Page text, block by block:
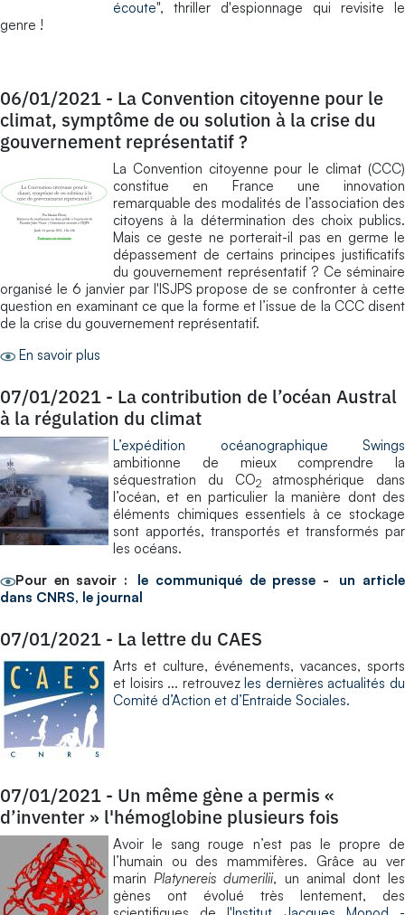
écoute", thriller d'espionnage qui revisite le
genre !
06/01/2021 - La Convention citoyenne pour le
climat, symptôme de ou solution à la crise du
gouvernement représentatif ?
La Convention citoyenne pour le climat (CCC)
constitue en France une innovation
remarquable des modalités de l’association des
citoyens à la détermination des choix publics.
Mais ce geste ne porterait-il pas en germe le
dépassement de certains principes justificatifs
du gouvernement représentatif ? Ce séminaire
organisé le 6 janvier par l'ISJPS propose de se confronter à cette
question en examinant ce que la forme et l’issue de la CCC disent
de la crise du gouvernement représentatif.
En savoir plus
07/01/2021 - La contribution de l’océan Austral
à la régulation du climat
L’expédition océanographique Swings
ambitionne de mieux comprendre la
séquestration du CO2atmosphérique dans
l’océan, et en particulier la manière dont des
éléments chimiques essentiels à ce stockage
sont apportés, transportés et transformés par
les océans.
Pour en savoir :
le communiqué de presse -
un article
dans CNRS, le journal
07/01/2021 - La lettre du CAES
Arts et culture, événements, vacances, sports
et loisirs ... retrouvez les dernières actualités du
Comité d’Action et d’Entraide Sociales.
07/01/2021 - Un même gène a permis «
d’inventer » l'hémoglobine plusieurs fois
Avoir le sang rouge n’est pas le propre de
l’humain ou des mammifères. Grâce au ver
marinPlatynereis dumerilii, un animal dont les
gènes ont évolué très lentement, des